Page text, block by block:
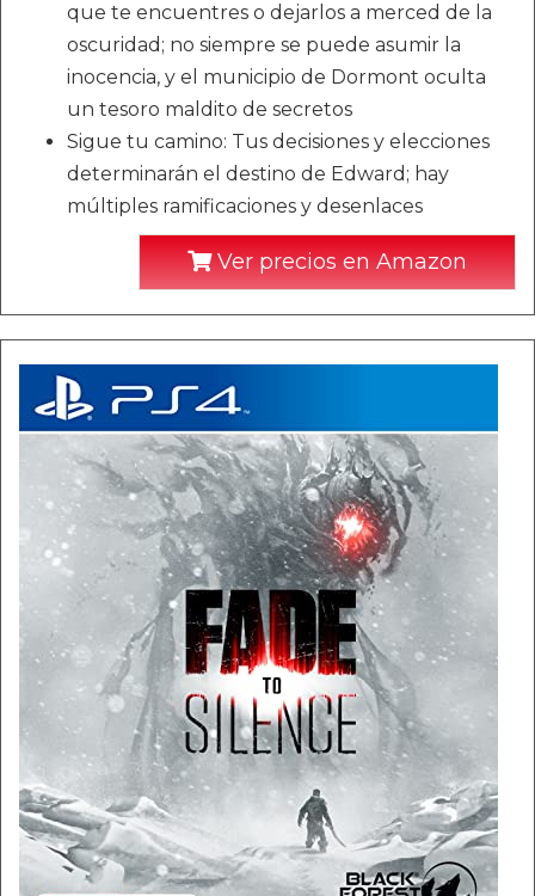
que te encuentres o dejarlos a merced de la
oscuridad; no siempre se puede asumir la
inocencia, y el municipio de Dormont oculta
un tesoro maldito de secretos
Sigue tu camino: Tus decisiones y elecciones
determinarán el destino de Edward; hay
múltiples ramificaciones y desenlaces
Ver precios en Amazon